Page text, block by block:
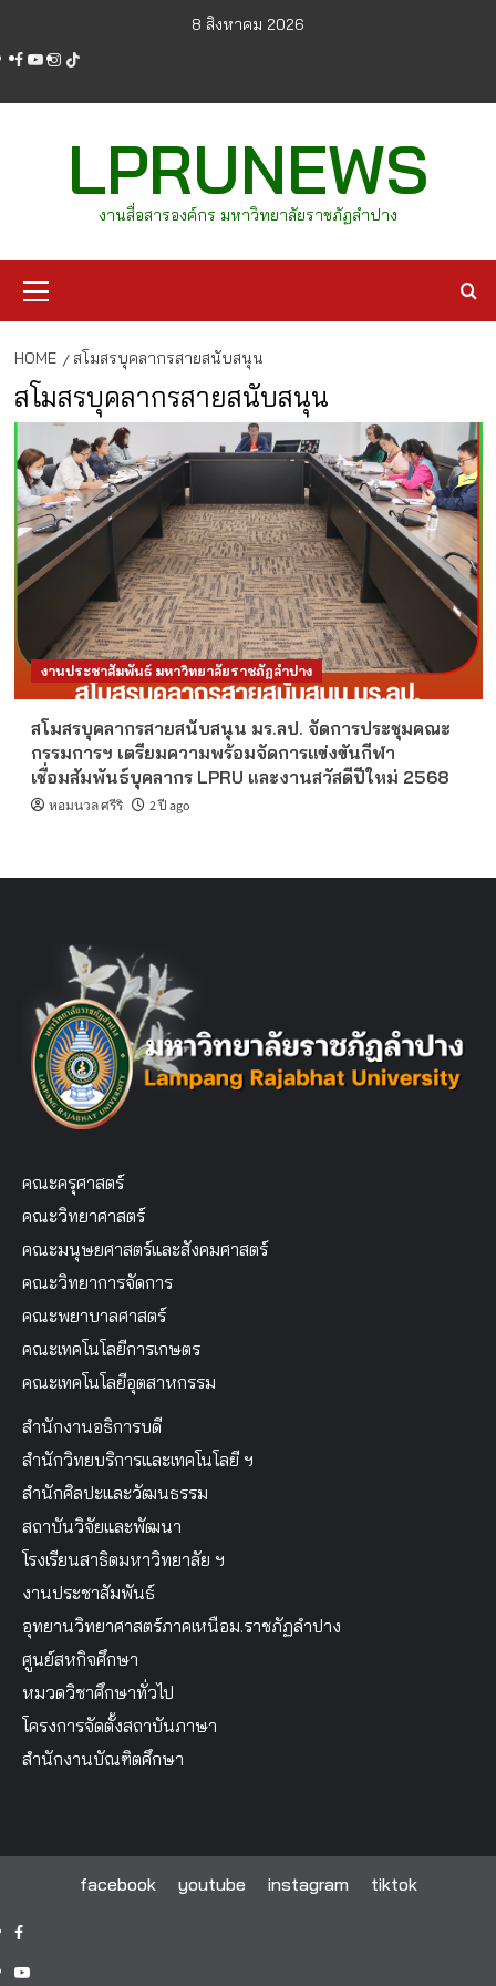
content
8 สิงหาคม 2026
facebook
youtube
instagram
tiktok
LPRUNEWS
งานสื่อสารองค์กร มหาวิทยาลัยราชภัฏลำปาง
Menu
HOME สโมสรบุคลากรสายสนับสนุน
สโมสรบุคลากรสายสนับสนุน
งานประชาสัมพันธ์ มหาวิทยาลัยราชภัฏลำปาง
สโมสรบุคลากรสายสนับสนุน มร.ลป. จัดการประชุมคณะ
กรรมการฯ เตรียมความพร้อมจัดการแข่งขันกีฬา
เชื่อมสัมพันธ์บุคลากร LPRU และงานสวัสดีปีใหม่ 2568
หอมนวล ศรีริ 2 ปี ago
คณะครุศาสตร์
คณะวิทยาศาสตร์
คณะมนุษยศาสตร์และสังคมศาสตร์
คณะวิทยาการจัดการ
คณะพยาบาลศาสตร์
คณะเทคโนโลยีการเกษตร
คณะเทคโนโลยีอุตสาหกรรม
สำนักงานอธิการบดี
สำนักวิทยบริการและเทคโนโลยี ฯ
สำนักศิลปะและวัฒนธรรม
สถาบันวิจัยและพัฒนา
โรงเรียนสาธิตมหาวิทยาลัย ฯ
งานประชาสัมพันธ์
อุทยานวิทยาศาสตร์ภาคเหนือม.ราชภัฏลำปาง
ศูนย์สหกิจศึกษา
หมวดวิชาศึกษาทั่วไป
โครงการจัดตั้งสถาบันภาษา
สำนักงานบัณฑิตศึกษา
facebook youtube instagram tiktok
facebook
youtube